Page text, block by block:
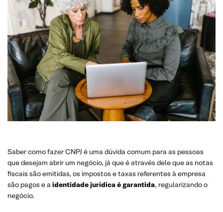
Saber como fazer CNPJ é uma dúvida comum para as pessoas
que desejam abrir um negócio, já que é através dele que as notas
fiscais são emitidas, os impostos e taxas referentes à empresa
são pagos e a identidade jurídica é garantida, regularizando o
negócio.